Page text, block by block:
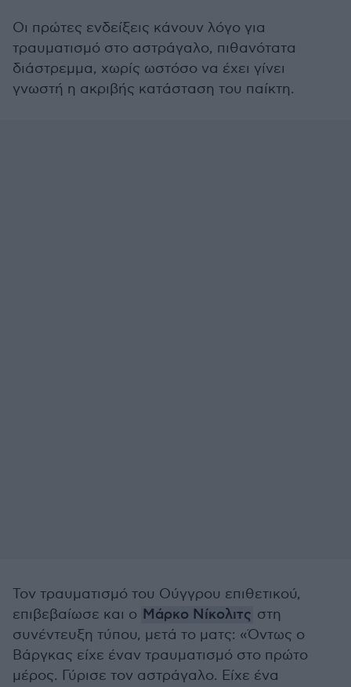
Οι πρώτες ενδείξεις κάνουν λόγο για
τραυματισμό στο αστράγαλο, πιθανότατα
διάστρεμμα, χωρίς ωστόσο να έχει γίνει
γνωστή η ακριβής κατάσταση του παίκτη.
Τον τραυματισμό του Ούγγρου επιθετικού,
επιβεβαίωσε και ο Μάρκο Νίκολιτς στη
συνέντευξη τύπου, μετά το ματς: «Όντως ο
Βάργκας είχε έναν τραυματισμό στο πρώτο
μέρος. Γύρισε τον αστράγαλο. Είχε ένα